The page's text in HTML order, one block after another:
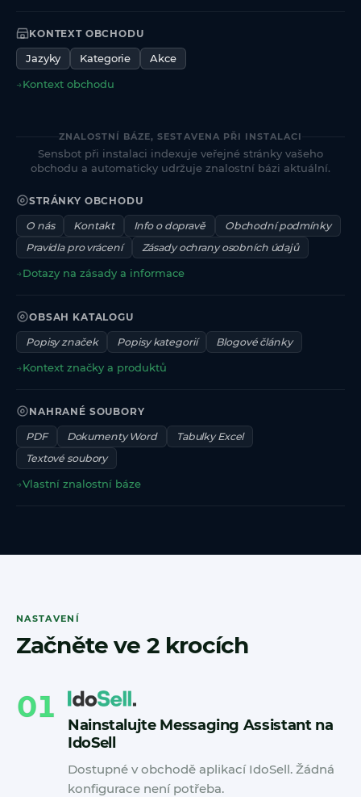
KONTEXT OBCHODU
Jazyky Kategorie Akce
→Kontext obchodu
ZNALOSTNÍ BÁZE, SESTAVENA PŘI INSTALACI
Sensbot při instalaci indexuje veřejné stránky vašeho
obchodu a automaticky udržuje znalostní bázi aktuální.
STRÁNKY OBCHODU
O nás Kontakt Info o dopravě
Obchodní podmínky
Pravidla pro vrácení
Zásady ochrany osobních údajů
→Dotazy na zásady a informace
OBSAH KATALOGU
Popisy značek Popisy kategorií Blogové články
→Kontext značky a produktů
NAHRANÉ SOUBORY
PDF Dokumenty Word
Tabulky Excel
Textové soubory
→Vlastní znalostní báze
NASTAVENÍ
Začněte ve 2 krocích
01
Nainstalujte Messaging Assistant na
IdoSell
Dostupné v obchodě aplikací IdoSell. Žádná
konfigurace není potřeba.